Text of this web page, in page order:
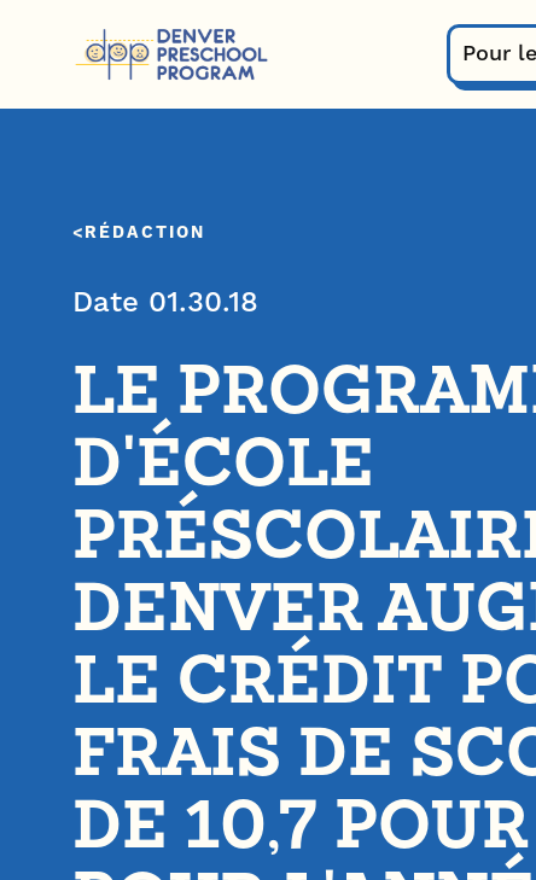
Pour
RÉDACTION
Date 01.30.18
LE
D'ÉCOLE
DENVER
LE CRÉDIT
FRAIS DE
DE 10,7